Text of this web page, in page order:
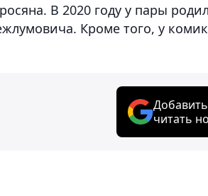
В 2020 году у пары
Кроме того, у
читать